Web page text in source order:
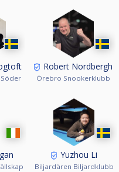
Robert Nordbergh
Örebro Snookerklubb
Yuzhou Li
Biljardären Biljardklubb